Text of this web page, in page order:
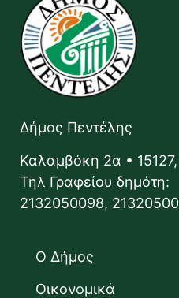
Δήμος Πεντέλης
Καλαμβόκη 2α •
Τηλ Γραφείου δημότη:
2132050098,
Ο Δήμος
Οικονομικά